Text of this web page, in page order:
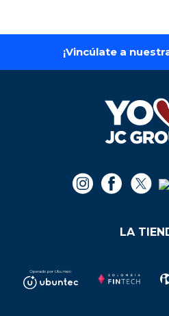
¡Vincúlate a
LA
Mis